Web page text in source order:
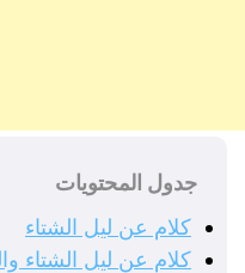
جدول المحتويات
كلام عن ليل الشتاء
كلام عن ليل الشتاء